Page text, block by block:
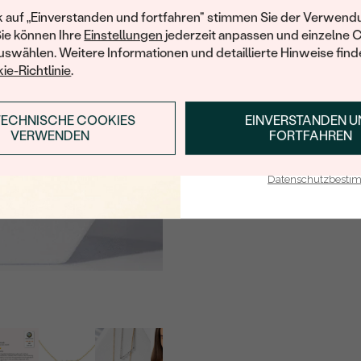
auf „Einverstanden und fortfahren" stimmen Sie der
können Ihre Einstellungen jederzeit anpassen und einzelne
Weitere Informationen und detaillierte Hinweise
Richtlinie.
EINVERSTANDEN
FORTFAHREN
COOKIES
VERWENDEN
KARATGEWICHT:
ABMESSUNGEN:
FARBE:
Ihren ersten
ANMELDEN &
E-Mail-Adresse je bei uns in